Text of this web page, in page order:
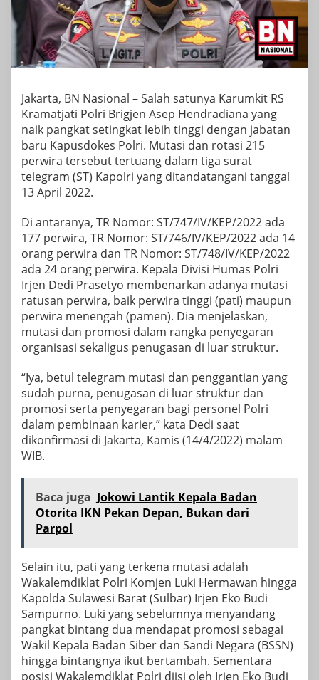
Jakarta, BN Nasional – Salah satunya Karumkit RS
Kramatjati Polri Brigjen Asep Hendradiana yang
naik pangkat setingkat lebih tinggi dengan jabatan
baru Kapusdokes Polri. Mutasi dan rotasi 215
perwira tersebut tertuang dalam tiga surat
telegram (ST) Kapolri yang ditandatangani tanggal
13 April 2022.
Di antaranya, TR Nomor: ST/747/IV/KEP/2022 ada
177 perwira, TR Nomor: ST/746/IV/KEP/2022 ada 14
orang perwira dan TR Nomor: ST/748/IV/KEP/2022
ada 24 orang perwira. Kepala Divisi Humas Polri
Irjen Dedi Prasetyo membenarkan adanya mutasi
ratusan perwira, baik perwira tinggi (pati) maupun
perwira menengah (pamen). Dia menjelaskan,
mutasi dan promosi dalam rangka penyegaran
organisasi sekaligus penugasan di luar struktur.
“Iya, betul telegram mutasi dan penggantian yang
sudah purna, penugasan di luar struktur dan
promosi serta penyegaran bagi personel Polri
dalam pembinaan karier,” kata Dedi saat
dikonfirmasi di Jakarta, Kamis (14/4/2022) malam
WIB.
Baca juga Jokowi Lantik Kepala Badan
Otorita IKN Pekan Depan, Bukan dari
Parpol
Selain itu, pati yang terkena mutasi adalah
Wakalemdiklat Polri Komjen Luki Hermawan hingga
Kapolda Sulawesi Barat (Sulbar) Irjen Eko Budi
Sampurno. Luki yang sebelumnya menyandang
pangkat bintang dua mendapat promosi sebagai
Wakil Kepala Badan Siber dan Sandi Negara (BSSN)
hingga bintangnya ikut bertambah. Sementara
posisi Wakalemdiklat Polri diisi oleh Irjen Eko Budi